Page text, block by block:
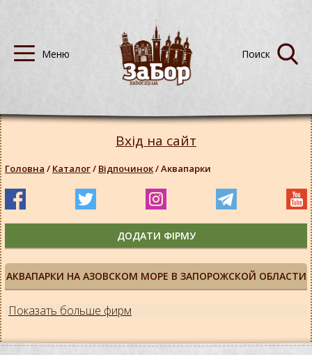
АКВАПАРКИ НА АЗОВСКОМ МОРЕ В ЗАПОРОЖСКОЙ ОБЛАСТИ
Показать больше фирм
Вхід на сайт
Головна / Каталог/ Відпочинок/Аквапарки
ДОДАТИ ФІРМУ